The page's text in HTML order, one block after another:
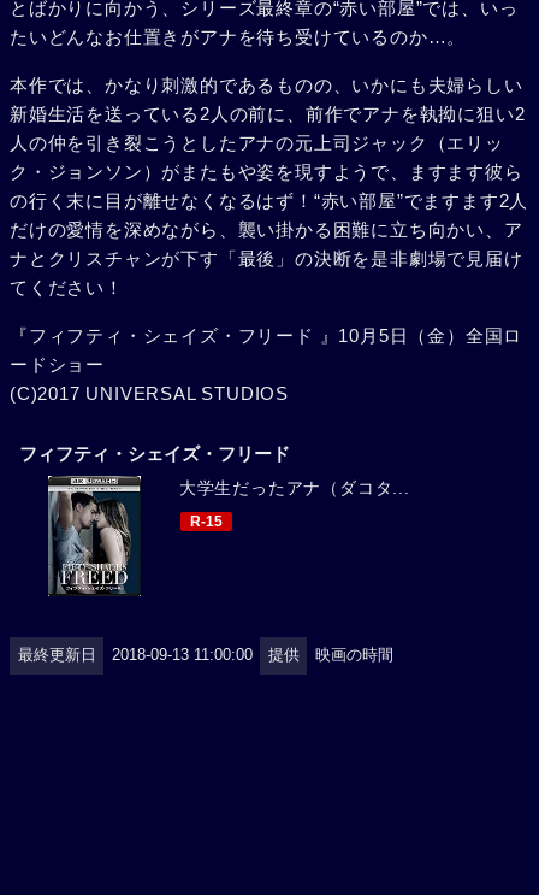
とばかりに向かう、シリーズ最終章の“赤い部屋”では、いっ
たいどんなお仕置きがアナを待ち受けているのか…。
本作では、かなり刺激的であるものの、いかにも夫婦らしい
新婚生活を送っている2人の前に、前作でアナを執拗に狙い2
人の仲を引き裂こうとしたアナの元上司ジャック（エリッ
ク・ジョンソン）がまたもや姿を現すようで、ますます彼ら
の行く末に目が離せなくなるはず！“赤い部屋”でますます2人
だけの愛情を深めながら、襲い掛かる困難に立ち向かい、ア
ナとクリスチャンが下す「最後」の決断を是非劇場で見届け
てください！
『フィフティ・シェイズ・フリード 』10月5日（金）全国ロ
ードショー
(C)2017 UNIVERSAL STUDIOS
フィフティ・シェイズ・フリード
大学生だったアナ（ダコタ...
R-15
最終更新日 2018-09-13 11:00:00 提供 映画の時間